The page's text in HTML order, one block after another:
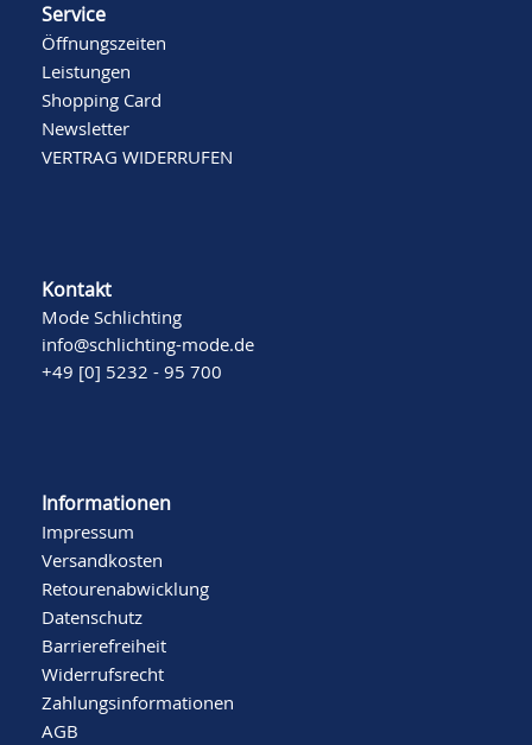
Service
Öffnungszeiten
Leistungen
Shopping Card
Newsletter
VERTRAG WIDERRUFEN
Kontakt
Mode Schlichting
info@schlichting-mode.de
+49 [0] 5232 - 95 700
Informationen
Impressum
Versandkosten
Retourenabwicklung
Datenschutz
Barrierefreiheit
Widerrufsrecht
Zahlungsinformationen
AGB